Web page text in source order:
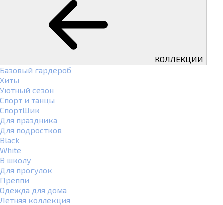
КОЛЛЕКЦИИ
Базовый гардероб
Хиты
Уютный сезон
Спорт и танцы
СпортШик
Для праздника
Для подростков
Black
White
В школу
Для прогулок
Преппи
Одежда для дома
Летняя коллекция